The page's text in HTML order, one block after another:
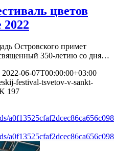
цветов
Островского примет
350-летию со дня…
2022-06-07T00:00:00+03:00
festival-tsvetov-v-sankt-
197